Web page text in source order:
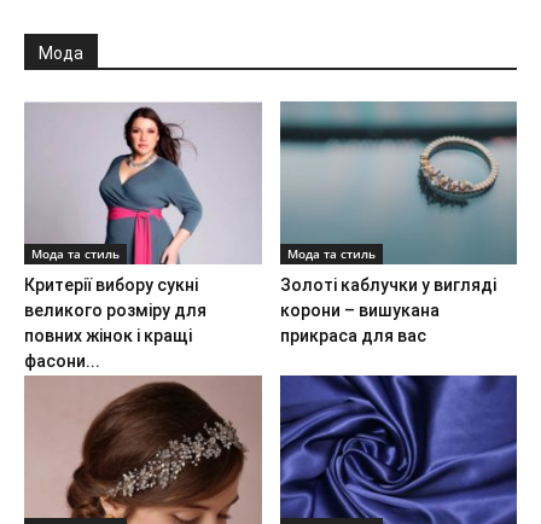
Мода
Мода та стиль
Критерії вибору сукні
великого розміру для
повних жінок і кращі
фасони...
Мода та стиль
Золоті каблучки у вигляді
корони – вишукана
прикраса для вас